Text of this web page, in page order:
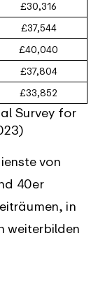
£30,316
£37,544
£40,040
£37,804
£33,852
Survey for
von
40er
in
weiterbilden